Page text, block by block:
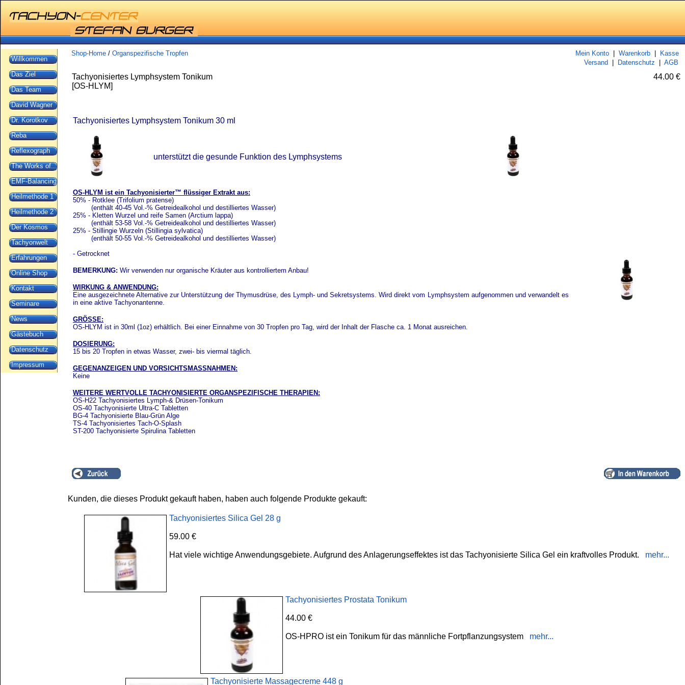
Willkommen
Das Ziel
Das Team
David Wagner
Dr. Korotkov
Reba
Reflexograph
The Works of...
EMF-Balancing
Heilmethode 1
Heilmethode 2
Der Kosmos
Tachyonwelt
Erfahrungen
Online Shop
Kontakt
Seminare
News
Gästebuch
Datenschutz
Impressum
Shop-Home / Organspezifische Tropfen Mein Konto Warenkorb
Kasse
Versand
Datenschutz AGB
Tachyonisiertes Lymphsystem Tonikum
[OS-HLYM]
44.00 €
Tachyonisiertes Lymphsystem Tonikum 30 ml
unterstützt die gesunde Funktion des Lymphsystems
OS-HLYM ist ein Tachyonisierter™ flüssiger Extrakt aus:
50% - Rotklee (Trifolium pratense)
(enthält 40-45 Vol.-% Getreidealkohol und destilliertes Wasser)
25% - Kletten Wurzel und reife Samen (Arctium lappa)
(enthält 53-58 Vol.-% Getreidealkohol und destilliertes Wasser)
25% - Stillingie Wurzeln (Stillingia sylvatica)
(enthält 50-55 Vol.-% Getreidealkohol und destilliertes Wasser)
- Getrocknet
BEMERKUNG: Wir verwenden nur organische Kräuter aus kontrolliertem Anbau!
WIRKUNG & ANWENDUNG:
Eine ausgezeichnete Alternative zur Unterstützung der Thymusdrüse, des Lymph- und Sekretsystems. Wird direkt vom Lymphsystem aufgenommen und verwandelt es
in eine aktive Tachyonantenne.
GRÖSSE:
OS-HLYM ist in 30ml (1oz) erhältlich. Bei einer Einnahme von 30 Tropfen pro Tag, wird der Inhalt der Flasche ca. 1 Monat ausreichen.
DOSIERUNG:
15 bis 20 Tropfen in etwas Wasser, zwei- bis viermal täglich.
GEGENANZEIGEN UND VORSICHTSMASSNAHMEN:
Keine
WEITERE WERTVOLLE TACHYONISIERTE ORGANSPEZIFISCHE THERAPIEN:
OS-H22 Tachyonisiertes Lymph-& Drüsen-Tonikum
OS-40 Tachyonisierte Ultra-C Tabletten
BG-4 Tachyonisierte Blau-Grün Alge
TS-4 Tachyonisiertes Tach-O-Splash
ST-200 Tachyonisierte Spirulina Tabletten
Kunden, die dieses Produkt gekauft haben, haben auch folgende Produkte gekauft:
Tachyonisiertes Silica Gel 28 g
59.00 €
Hat viele wichtige Anwendungsgebiete. Aufgrund des Anlagerungseffektes ist das Tachyonisierte Silica Gel ein kraftvolles Produkt. mehr...
Tachyonisiertes Prostata Tonikum
44.00 €
OS-HPRO ist ein Tonikum für das männliche Fortpflanzungsystem mehr...
Tachyonisierte Massagecreme 448 g